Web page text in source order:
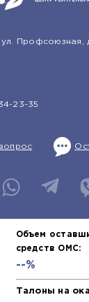
23-35
ул. Профсоюзная,
Объем
средств ОМС:
--%
Талоны на